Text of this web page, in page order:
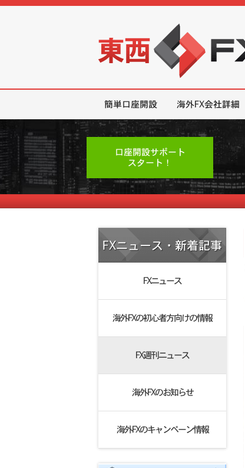
簡単口座開設 海外FX会社詳細
口座開設サポート
スタート！
FXニュース・新着記事
FXニュース
海外FXの初心者方向けの情報
FX週刊ニュース
海外FXのお知らせ
海外FXのキャンペーン情報